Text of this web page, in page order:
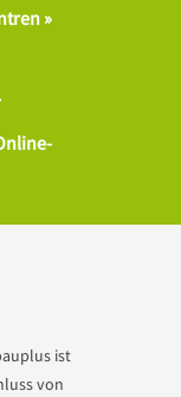
»
ist
von